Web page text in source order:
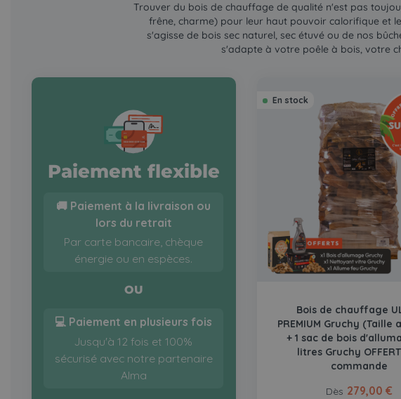
Trouver du bois de chauffage de qualité n'est pas
frêne, charme) pour leur haut pouvoir calorifique et
s'agisse de bois sec naturel, sec étuvé ou de nos
s'adapte à votre poêle à bois, votre
Paiement flexible
🚚 Paiement à la livraison ou
lors du retrait
Par carte bancaire, chèque
énergie ou en espèces.
OU
💻 Paiement en plusieurs fois
Jusqu'à 12 fois et 100%
sécurisé avec notre partenaire
Alma
En stock
Bois de chauffage
PREMIUM Gruchy (Taille
+ 1 sac de bois
litres Gruchy
commande
Dès 279,00 €